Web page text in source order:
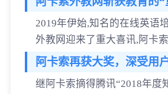
2019年伊始,知名的在线英语
外教网迎来了重大喜讯,阿卡
阿卡索再获大奖，深受用
继阿卡索摘得腾讯“2018年度